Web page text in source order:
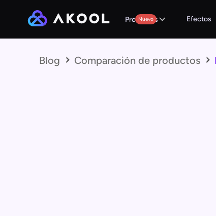
Productos
Nuevo Efectos
Blog Comparación de productos